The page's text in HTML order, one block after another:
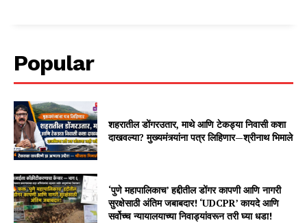
Popular
शहरातील डोंगरउतार, माथे आणि टेकड्या निवासी कशा
दाखवल्या? मुख्यमंत्र्यांना पत्र लिहिणार—श्रीनाथ भिमाले
‘पुणे महापालिकाच’ हद्दीतील डोंगर कापणी आणि नागरी
सुरक्षेसाठी अंतिम जबाबदार! ‘UDCPR’ कायदे आणि
सर्वोच्च न्यायालयाच्या निवाड्यांवरून तरी घ्या धडा!